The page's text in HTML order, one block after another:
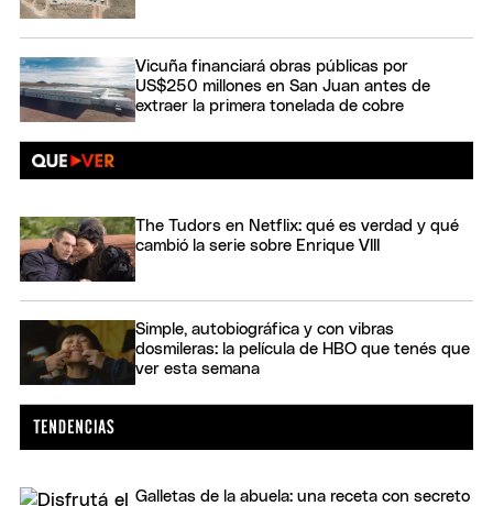
Vicuña financiará obras públicas por
US$250 millones en San Juan antes de
extraer la primera tonelada de cobre
The Tudors en Netflix: qué es verdad y qué
cambió la serie sobre Enrique VIII
Simple, autobiográfica y con vibras
dosmileras: la película de HBO que tenés que
ver esta semana
Galletas de la abuela: una receta con secreto